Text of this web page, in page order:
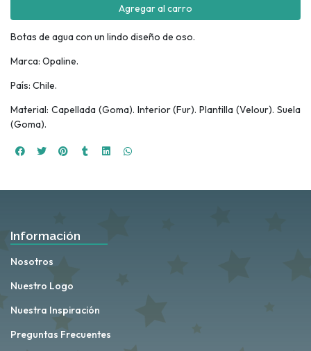
Agregar al carro
Botas de agua con un lindo diseño de oso.
Marca: Opaline.
País: Chile.
Material: Capellada (Goma). Interior (Fur). Plantilla (Velour). Suela
(Goma).
Información
Nosotros
Nuestro Logo
Nuestra Inspiración
Preguntas Frecuentes